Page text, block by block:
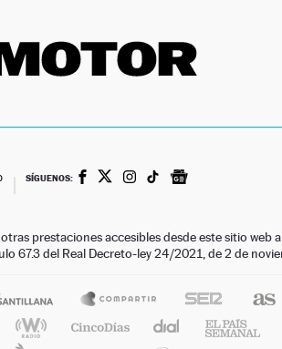
SÍGUENOS:
prestaciones accesibles desde este sitio
67.3 del Real Decreto-ley 24/2021, de 2 de